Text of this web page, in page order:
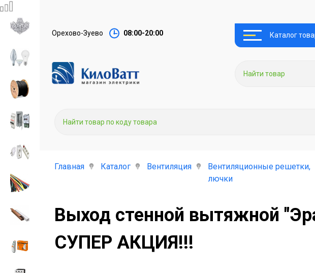
Орехово-Зуево 08:00-20:00 Каталог
Главная Каталог Вентиляция
Вентиляционные решетки,
лючки
Выход стенной вытяжной
СУПЕР АКЦИЯ!!!